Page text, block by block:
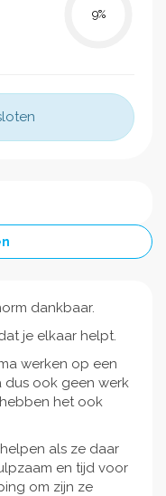
9%
dankbaar.
je elkaar helpt.
werken op een
dus ook geen werk
het ook
als ze daar
en tijd voor
om zijn ze